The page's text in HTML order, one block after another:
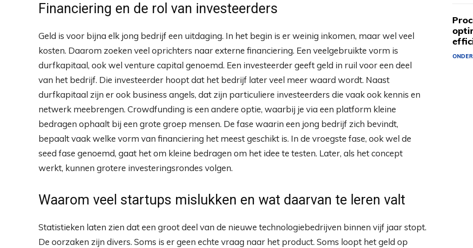
Financiering en de rol van investeerders
Geld is voor bijna elk jong bedrijf een uitdaging. In het begin is er weinig inkomen, maar wel veel
kosten. Daarom zoeken veel oprichters naar externe financiering. Een veelgebruikte vorm is
durfkapitaal, ook wel venture capital genoemd. Een investeerder geeft geld in ruil voor een deel
van het bedrijf. Die investeerder hoopt dat het bedrijf later veel meer waard wordt. Naast
durfkapitaal zijn er ook business angels, dat zijn particuliere investeerders die vaak ook kennis en
netwerk meebrengen. Crowdfunding is een andere optie, waarbij je via een platform kleine
bedragen ophaalt bij een grote groep mensen. De fase waarin een jong bedrijf zich bevindt,
bepaalt vaak welke vorm van financiering het meest geschikt is. In de vroegste fase, ook wel de
seed fase genoemd, gaat het om kleine bedragen om het idee te testen. Later, als het concept
werkt, kunnen grotere investeringsrondes volgen.
Waarom veel startups mislukken en wat daarvan te leren valt
Statistieken laten zien dat een groot deel van de nieuwe technologiebedrijven binnen vijf jaar stopt.
De oorzaken zijn divers. Soms is er geen echte vraag naar het product. Soms loopt het geld op